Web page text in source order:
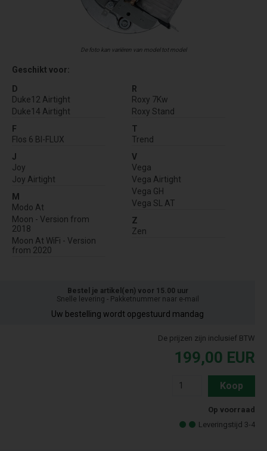
De foto kan variëren van model tot model
Geschikt voor:
D
Duke12 Airtight
Duke14 Airtight
F
Flos 6 BI-FLUX
J
Joy
Joy Airtight
M
Modo At
Moon - Version from
2018
Moon At WiFi - Version
from 2020
R
Roxy 7Kw
Roxy Stand
T
Trend
V
Vega
Vega Airtight
Vega GH
Vega SL AT
Z
Zen
Bestel je artikel(en) voor 15.00 uur
Snelle levering - Pakketnummer naar e-mail
Uw bestelling wordt opgestuurd mandag
De prijzen zijn inclusief BTW
199,00 EUR
Koop
Op voorraad
Leveringstijd 3-4